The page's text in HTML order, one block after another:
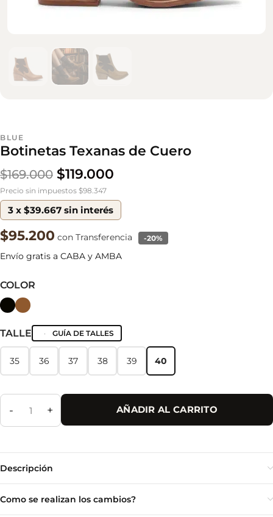
BLUE
Botinetas Texanas de Cuero
$169.000 $119.000
COLOR
TALLE GUÍA DE TALLES
35
35 36
36 37
37 38
38 39
39 40
40
- + AÑADIR AL CARRITO
Precio sin impuestos $98.347
3 x $39.667 sin interés
$95.200 con Transferencia -20%
Envío gratis a CABA y AMBA
Descripción
Como se realizan los cambios?